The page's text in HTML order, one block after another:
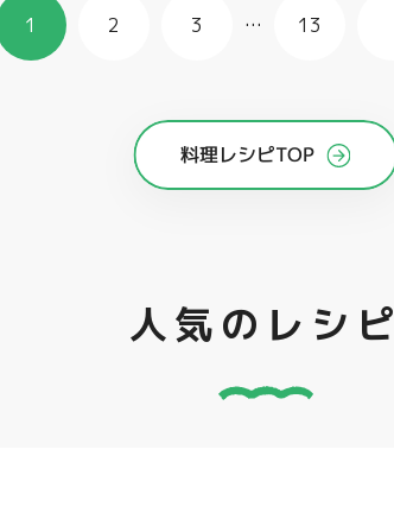
1 2 3 … 13
料理レシピTOP
人気のレシピ